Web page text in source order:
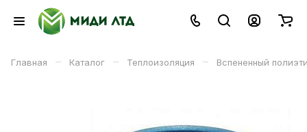
Главная – Каталог – Теплоизоляция – Вспененный